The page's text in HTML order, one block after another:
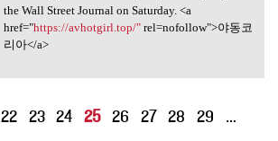
the Wall Street Journal on Saturday. <a
href="https://avhotgirl.top/"rel=nofollow">야동코
리아</a>
22 23 24 25 26 27 28 29 …